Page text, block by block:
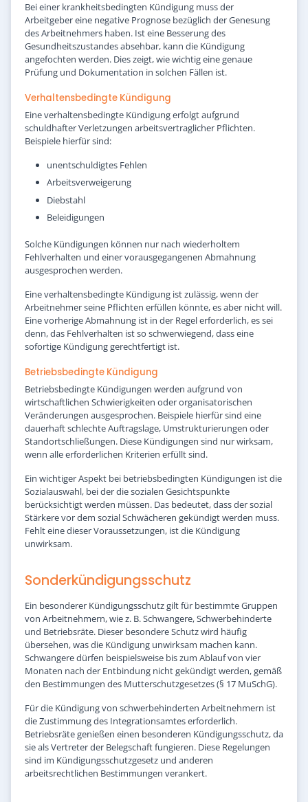
Bei einer krankheitsbedingten Kündigung muss der
Arbeitgeber eine negative Prognose bezüglich der Genesung
des Arbeitnehmers haben. Ist eine Besserung des
Gesundheitszustandes absehbar, kann die Kündigung
angefochten werden. Dies zeigt, wie wichtig eine genaue
Prüfung und Dokumentation in solchen Fällen ist.
Verhaltensbedingte Kündigung
Eine verhaltensbedingte Kündigung erfolgt aufgrund
schuldhafter Verletzungen arbeitsvertraglicher Pflichten.
Beispiele hierfür sind:
unentschuldigtes Fehlen
Arbeitsverweigerung
Diebstahl
Beleidigungen
Solche Kündigungen können nur nach wiederholtem
Fehlverhalten und einer vorausgegangenen Abmahnung
ausgesprochen werden.
Eine verhaltensbedingte Kündigung ist zulässig, wenn der
Arbeitnehmer seine Pflichten erfüllen könnte, es aber nicht will.
Eine vorherige Abmahnung ist in der Regel erforderlich, es sei
denn, das Fehlverhalten ist so schwerwiegend, dass eine
sofortige Kündigung gerechtfertigt ist.
Betriebsbedingte Kündigung
Betriebsbedingte Kündigungen werden aufgrund von
wirtschaftlichen Schwierigkeiten oder organisatorischen
Veränderungen ausgesprochen. Beispiele hierfür sind eine
dauerhaft schlechte Auftragslage, Umstrukturierungen oder
Standortschließungen. Diese Kündigungen sind nur wirksam,
wenn alle erforderlichen Kriterien erfüllt sind.
Ein wichtiger Aspekt bei betriebsbedingten Kündigungen ist die
Sozialauswahl, bei der die sozialen Gesichtspunkte
berücksichtigt werden müssen. Das bedeutet, dass der sozial
Stärkere vor dem sozial Schwächeren gekündigt werden muss.
Fehlt eine dieser Voraussetzungen, ist die Kündigung
unwirksam.
Sonderkündigungsschutz
Ein besonderer Kündigungsschutz gilt für bestimmte Gruppen
von Arbeitnehmern, wie z. B. Schwangere, Schwerbehinderte
und Betriebsräte. Dieser besondere Schutz wird häufig
übersehen, was die Kündigung unwirksam machen kann.
Schwangere dürfen beispielsweise bis zum Ablauf von vier
Monaten nach der Entbindung nicht gekündigt werden, gemäß
den Bestimmungen des Mutterschutzgesetzes (§ 17 MuSchG).
Für die Kündigung von schwerbehinderten Arbeitnehmern ist
die Zustimmung des Integrationsamtes erforderlich.
Betriebsräte genießen einen besonderen Kündigungsschutz, da
sie als Vertreter der Belegschaft fungieren. Diese Regelungen
sind im Kündigungsschutzgesetz und anderen
arbeitsrechtlichen Bestimmungen verankert.